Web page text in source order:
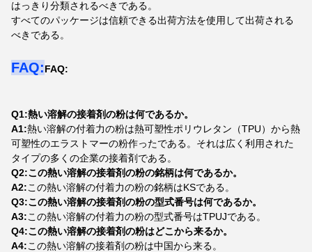
はっきり分類されるべきである。
すべてのパッケージは信頼できる出荷方法を使用して出荷される
べきである。
FAQ:FAQ:
Q1:熱い溶解の接着剤の粉は何であるか。
A1:熱い溶解の付着力の粉は熱可塑性ポリウレタン（TPU）から熱
可塑性のエラストマーの粉作ったである。それは広く利用された
タイプの多くの企業の接着剤である。
Q2:この熱い溶解の接着剤の粉の銘柄は何であるか。
A2:この熱い溶解の付着力の粉の銘柄はKSである。
Q3:この熱い溶解の接着剤の粉の型式番号は何であるか。
A3:この熱い溶解の付着力の粉の型式番号はTPUJである。
Q4:この熱い溶解の接着剤の粉はどこから来るか。
A4:この熱い溶解の接着剤の粉は中国から来る。